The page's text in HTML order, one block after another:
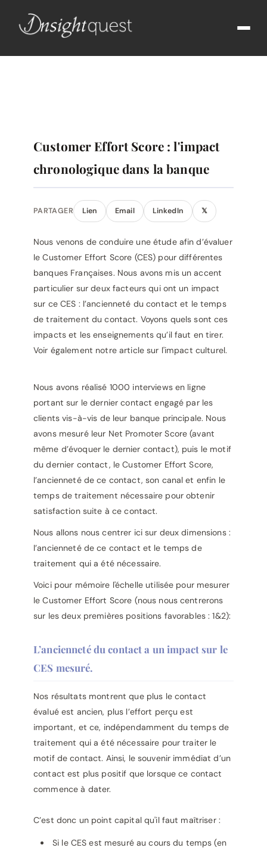
Customer Effort Score : l'impact
chronologique dans la banque
PARTAGER Lien Email LinkedIn 𝕏
Nous venons de conduire une étude afin d’évaluer
le Customer Effort Score (CES) pour différentes
banques Françaises. Nous avons mis un accent
particulier sur deux facteurs qui ont un impact
sur ce CES : l’ancienneté du contact et le temps
de traitement du contact. Voyons quels sont ces
impacts et les enseignements qu’il faut en tirer.
Voir également notre article sur l'impact culturel.
Nous avons réalisé 1000 interviews en ligne
portant sur le dernier contact engagé par les
clients vis-à-vis de leur banque principale. Nous
avons mesuré leur Net Promoter Score (avant
même d’évoquer le dernier contact), puis le motif
du dernier contact, le Customer Effort Score,
l’ancienneté de ce contact, son canal et enfin le
temps de traitement nécessaire pour obtenir
satisfaction suite à ce contact.
Nous allons nous centrer ici sur deux dimensions :
l’ancienneté de ce contact et le temps de
traitement qui a été nécessaire.
Voici pour mémoire l'échelle utilisée pour mesurer
le Customer Effort Score (nous nous centrerons
sur les deux premières positions favorables : 1&2):
L’ancienneté du contact a un impact sur le
CES mesuré.
Nos résultats montrent que plus le contact
évalué est ancien, plus l’effort perçu est
important, et ce, indépendamment du temps de
traitement qui a été nécessaire pour traiter le
motif de contact. Ainsi, le souvenir immédiat d’un
contact est plus positif que lorsque ce contact
commence à dater.
C’est donc un point capital qu'il faut maîtriser :
Si le CES est mesuré au cours du temps (en